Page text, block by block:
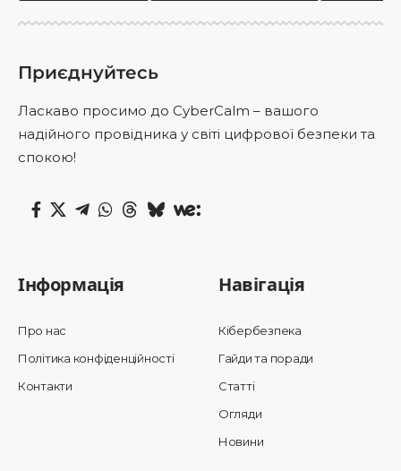
Приєднуйтесь
Ласкаво просимо до CyberCalm – вашого
надійного провідника у світі цифрової безпеки та
спокою!
Інформація
Про нас
Політика конфіденційності
Контакти
Навігація
Кібербезпека
Гайди та поради
Статті
Огляди
Новини